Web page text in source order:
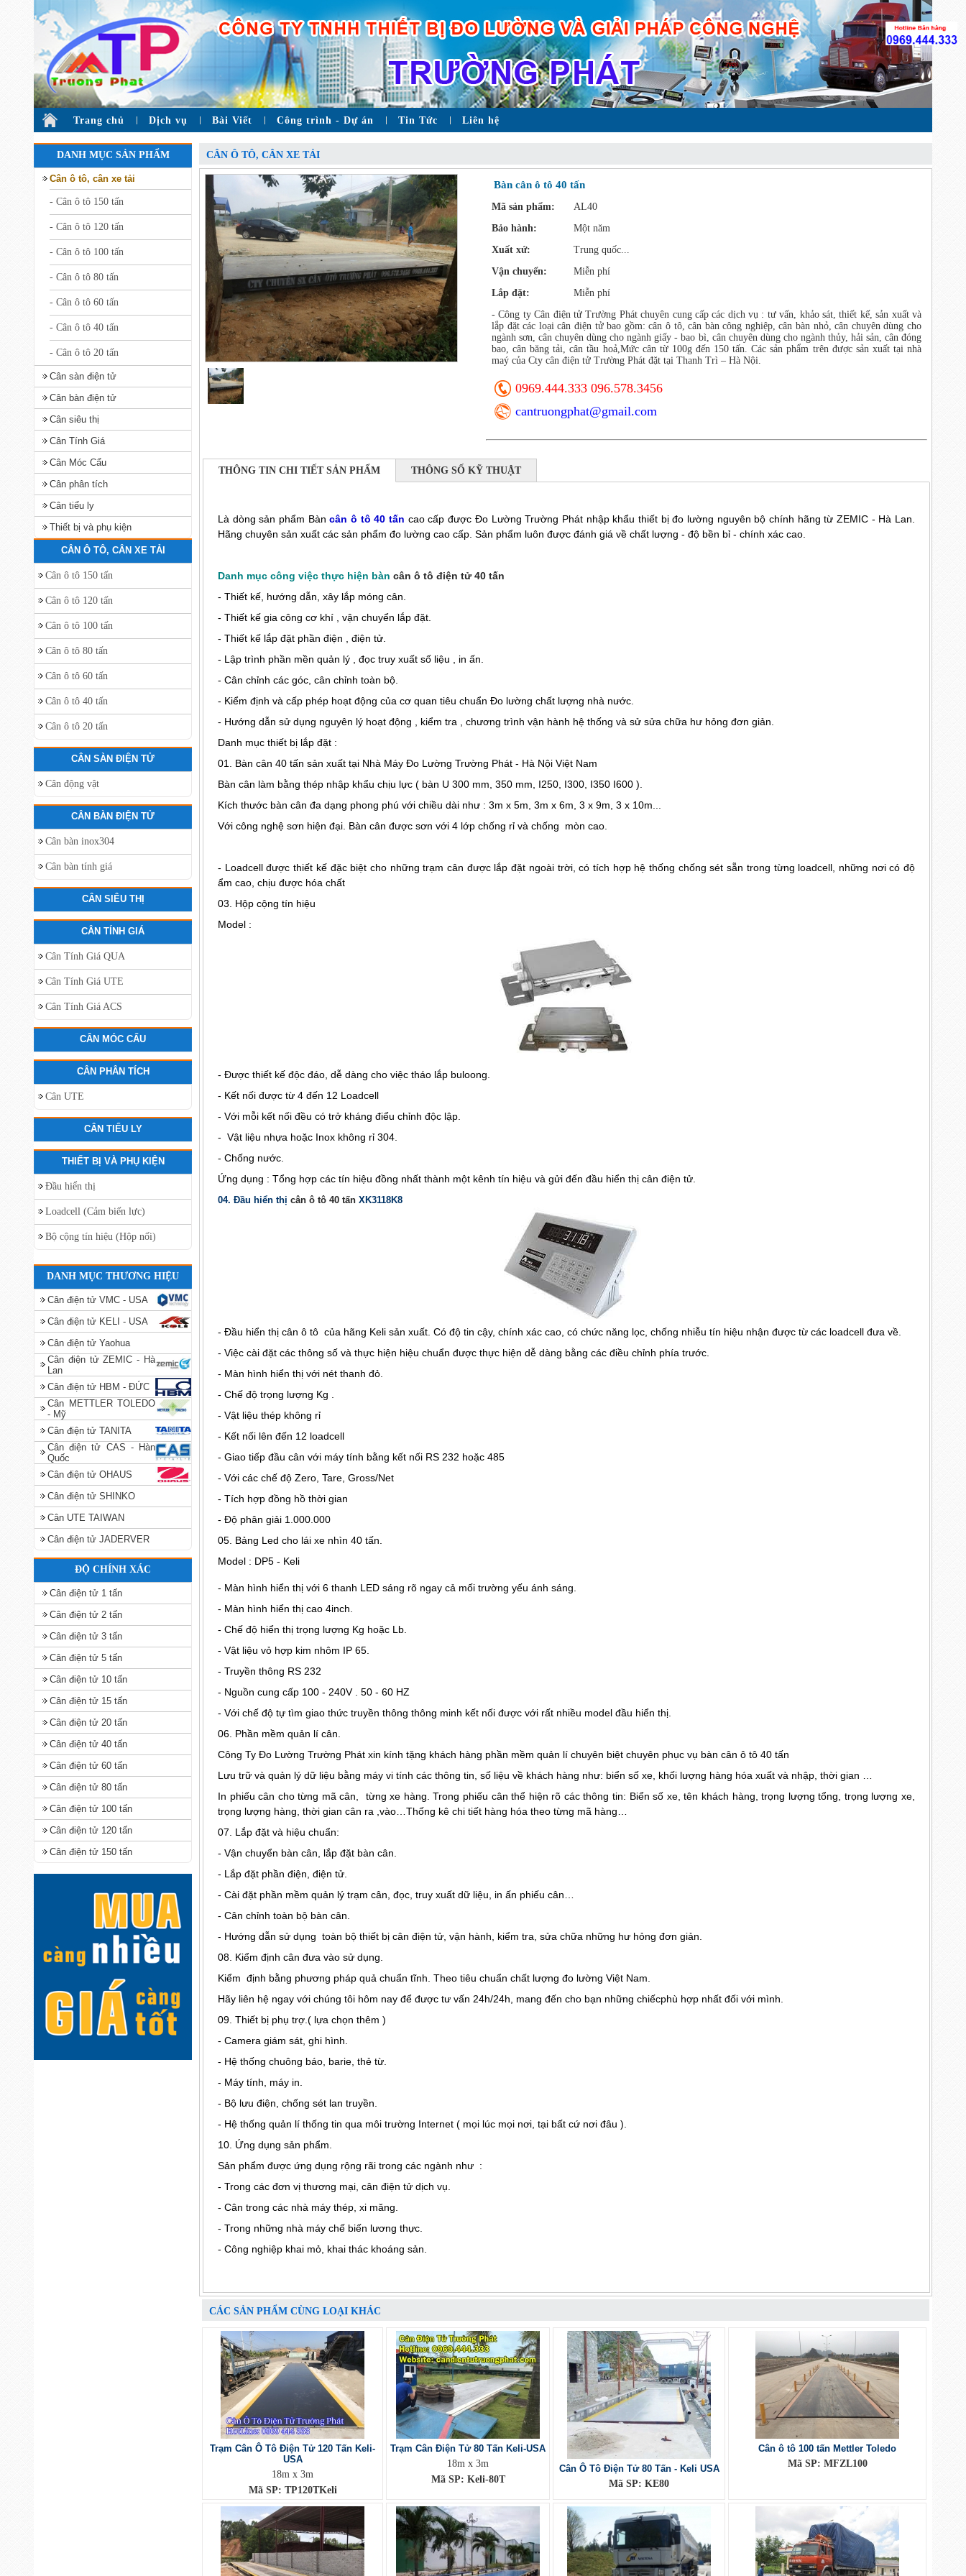
Trang chủ Dịch vụ Bài Viết Công trình - Dự án Tin Tức Liên hệ
DANH MỤC SẢN PHẨM
Cân ô tô, cân xe tải
- Cân ô tô 150 tấn
- Cân ô tô 120 tấn
- Cân ô tô 100 tấn
- Cân ô tô 80 tấn
- Cân ô tô 60 tấn
- Cân ô tô 40 tấn
- Cân ô tô 20 tấn
Cân sàn điện tử
Cân bàn điện tử
Cân siêu thị
Cân Tính Giá
Cân Móc Cẩu
Cân phân tích
Cân tiểu ly
Thiết bị và phụ kiện
CÂN Ô TÔ, CÂN XE TẢI
Cân ô tô 150 tấn
Cân ô tô 120 tấn
Cân ô tô 100 tấn
Cân ô tô 80 tấn
Cân ô tô 60 tấn
Cân ô tô 40 tấn
Cân ô tô 20 tấn
CÂN SÀN ĐIỆN TỬ
Cân động vật
CÂN BÀN ĐIỆN TỬ
Cân bàn inox304
Cân bàn tính giá
CÂN SIÊU THỊ
CÂN TÍNH GIÁ
Cân Tính Giá QUA
Cân Tính Giá UTE
Cân Tính Giá ACS
CÂN MÓC CẨU
CÂN PHÂN TÍCH
Cân UTE
CÂN TIỂU LY
THIẾT BỊ VÀ PHỤ KIỆN
Đầu hiển thị
Loadcell (Cảm biến lực)
Bộ cộng tín hiệu (Hộp nối)
DANH MỤC THƯƠNG HIỆU
Cân điện tử VMC - USA
Cân điện tử KELI - USA
Cân điện tử Yaohua
Cân điện tử ZEMIC - Hà
Lan
Cân điện tử HBM - ĐỨC
Cân METTLER TOLEDO
- Mỹ
Cân điện tử TANITA
Cân điện tử CAS - Hàn
Quốc
Cân điện tử OHAUS
Cân điện tử SHINKO
Cân UTE TAIWAN
Cân điện tử JADERVER
ĐỘ CHÍNH XÁC
Cân điện tử 1 tấn
Cân điện tử 2 tấn
Cân điện tử 3 tấn
Cân điện tử 5 tấn
Cân điện tử 10 tấn
Cân điện tử 15 tấn
Cân điện tử 20 tấn
Cân điện tử 40 tấn
Cân điện tử 60 tấn
Cân điện tử 80 tấn
Cân điện tử 100 tấn
Cân điện tử 120 tấn
Cân điện tử 150 tấn
CÂN Ô TÔ, CÂN XE TẢI
Bàn cân ô tô 40 tấn
Mã sản phẩm:
AL40
Bảo hành:
Một năm
Xuất xứ:
Trung quốc...
Vận chuyển:
Miễn phí
Lắp đặt:
Miễn phí
- Công ty Cân điện tử Trường Phát chuyên cung cấp các dịch vụ : tư vấn, khảo sát, thiết kế, sản xuất và
lắp đặt các loại cân điện tử bao gồm: cân ô tô, cân bàn công nghiệp, cân bàn nhỏ, cân chuyên dùng cho
ngành sơn, cân chuyên dùng cho ngành giấy - bao bì, cân chuyên dùng cho ngành thủy, hải sản, cân đóng
bao, cân băng tải, cân tầu hoả,Mức cân từ 100g đến 150 tấn. Các sản phẩm trên được sản xuất tại nhà
maý của Cty cân điện tử Trường Phát đặt tại Thanh Trì – Hà Nội.
0969.444.333 096.578.3456
cantruongphat@gmail.com
THÔNG TIN CHI TIẾT SẢN PHẨM THÔNG SỐ KỸ THUẬT
Là dòng sản phẩm Bàncân ô tô 40 tấn cao cấp được Đo Lường Trường Phát nhập khẩu thiết bị đo lường nguyên bộ chính hãng từ ZEMIC - Hà Lan.
Hãng chuyên sản xuất các sản phẩm đo lường cao cấp. Sản phẩm luôn được đánh giá về chất lượng - độ bền bỉ - chính xác cao.
Danh mục công việc thực hiện bàn cân ô tô điện tử 40 tấn
- Thiết kế, hướng dẫn, xây lắp móng cân.
- Thiết kế gia công cơ khí , vận chuyển lắp đặt.
- Thiết kế lắp đặt phần điện , điện tử.
- Lập trình phần mền quản lý , đọc truy xuất số liệu , in ấn.
- Cân chỉnh các góc, cân chỉnh toàn bộ.
- Kiểm định và cấp phép hoạt động của cơ quan tiêu chuẩn Đo lường chất lượng nhà nước.
- Hướng dẫn sử dụng nguyên lý hoạt động , kiểm tra , chương trình vận hành hệ thống và sử sửa chữa hư hỏng đơn giản.
Danh mục thiết bị lắp đặt :
01. Bàn cân 40 tấn sản xuất tại Nhà Máy Đo Lường Trường Phát - Hà Nội Việt Nam
Bàn cân làm bằng thép nhập khẩu chịu lực ( bàn U 300 mm, 350 mm, I250, I300, I350 I600 ).
Kích thước bàn cân đa dạng phong phú với chiều dài như : 3m x 5m, 3m x 6m, 3 x 9m, 3 x 10m...
Với công nghệ sơn hiện đại. Bàn cân được sơn với 4 lớp chống rỉ và chống mòn cao.
- Loadcell được thiết kế đặc biệt cho những trạm cân được lắp đặt ngoài trời, có tích hợp hệ thống chống sét sẵn trong từng loadcell, những nơi có độ
ẩm cao, chịu được hóa chất
03. Hộp cộng tín hiệu
Model :
- Được thiết kế độc đáo, dễ dàng cho việc tháo lắp buloong.
- Kết nối được từ 4 đến 12 Loadcell
- Với mỗi kết nối đều có trở kháng điểu chỉnh độc lập.
- Vật liệu nhựa hoặc Inox không rỉ 304.
- Chống nước.
Ứng dụng : Tổng hợp các tín hiệu đồng nhất thành một kênh tín hiệu và gửi đến đầu hiển thị cân điện tử.
04. Đầu hiển thị cân ô tô 40 tấn XK3118K8
- Đầu hiển thị cân ô tô của hãng Keli sản xuất. Có độ tin cậy, chính xác cao, có chức năng lọc, chống nhiễu tín hiệu nhận được từ các loadcell đưa về.
- Việc cài đặt các thông số và thực hiện hiệu chuẩn được thực hiện dễ dàng bằng các điều chỉnh phía trước.
- Màn hình hiển thị với nét thanh đỏ.
- Chế độ trọng lượng Kg .
- Vật liệu thép không rỉ
- Kết nối lên đến 12 loadcell
- Giao tiếp đầu cân với máy tính bằng kết nối RS 232 hoặc 485
- Với các chế độ Zero, Tare, Gross/Net
- Tích hợp đồng hồ thời gian
- Độ phân giải 1.000.000
05. Bảng Led cho lái xe nhìn 40 tấn.
Model : DP5 - Keli
- Màn hình hiển thị với 6 thanh LED sáng rõ ngay cả mối trường yếu ánh sáng.
- Màn hình hiển thị cao 4inch.
- Chế độ hiển thị trọng lượng Kg hoặc Lb.
- Vật liệu vỏ hợp kim nhôm IP 65.
- Truyền thông RS 232
- Nguồn cung cấp 100 - 240V . 50 - 60 HZ
- Với chế độ tự tìm giao thức truyền thông thông minh kết nối được với rất nhiều model đầu hiển thị.
06. Phần mềm quản lí cân.
Công Ty Đo Lường Trường Phát xin kính tặng khách hàng phần mềm quản lí chuyên biệt chuyên phục vụ bàn cân ô tô 40 tấn
Lưu trữ và quản lý dữ liệu bằng máy vi tính các thông tin, số liệu về khách hàng như: biển số xe, khối lượng hàng hóa xuất và nhập, thời gian …
In phiếu cân cho từng mã cân, từng xe hàng. Trong phiếu cân thể hiện rõ các thông tin: Biển số xe, tên khách hàng, trọng lượng tổng, trọng lượng xe,
trọng lượng hàng, thời gian cân ra ,vào…Thống kê chi tiết hàng hóa theo từng mã hàng…
07. Lắp đặt và hiệu chuẩn:
- Vận chuyển bàn cân, lắp đặt bàn cân.
- Lắp đặt phần điện, điện tử.
- Cài đặt phần mềm quản lý trạm cân, đọc, truy xuất dữ liệu, in ấn phiếu cân…
- Cân chỉnh toàn bộ bàn cân.
- Hướng dẫn sử dụng toàn bộ thiết bị cân điện tử, vận hành, kiểm tra, sửa chữa những hư hỏng đơn giản.
08. Kiểm định cân đưa vào sử dụng.
Kiểm định bằng phương pháp quả chuẩn tĩnh. Theo tiêu chuẩn chất lượng đo lường Việt Nam.
Hãy liên hệ ngay với chúng tôi hôm nay để được tư vấn 24h/24h, mang đến cho bạn những chiếcphù hợp nhất đối với mình.
09. Thiết bị phụ trợ.( lựa chọn thêm )
- Camera giám sát, ghi hình.
- Hệ thống chuông báo, barie, thẻ từ.
- Máy tính, máy in.
- Bộ lưu điện, chống sét lan truyền.
- Hệ thống quản lí thống tin qua môi trường Internet ( mọi lúc mọi nơi, tại bất cứ nơi đâu ).
10. Ứng dụng sản phẩm.
Sản phẩm được ứng dụng rộng rãi trong các ngành như :
- Trong các đơn vị thương mại, cân điện tử dịch vụ.
- Cân trong các nhà máy thép, xi măng.
- Trong những nhà máy chế biến lương thực.
- Công nghiệp khai mỏ, khai thác khoáng sản.
CÁC SẢN PHẨM CÙNG LOẠI KHÁC
Trạm Cân Ô Tô Điện Tử 120 Tấn Keli-
USA
18m x 3m
Mã SP: TP120TKeli
Trạm Cân Điện Tử 80 Tấn Keli-USA
18m x 3m
Mã SP: Keli-80T
Cân Ô Tô Điện Tử 80 Tấn - Keli USA
Mã SP: KE80
Cân ô tô 100 tấn Mettler Toledo
Mã SP: MFZL100